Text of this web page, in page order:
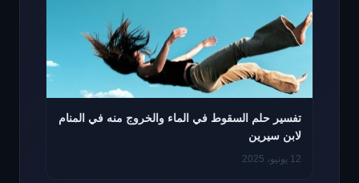
تفسير حلم السقوط في الماء والخروج منه في المنام
لابن سيرين
12 يونيو، 2025